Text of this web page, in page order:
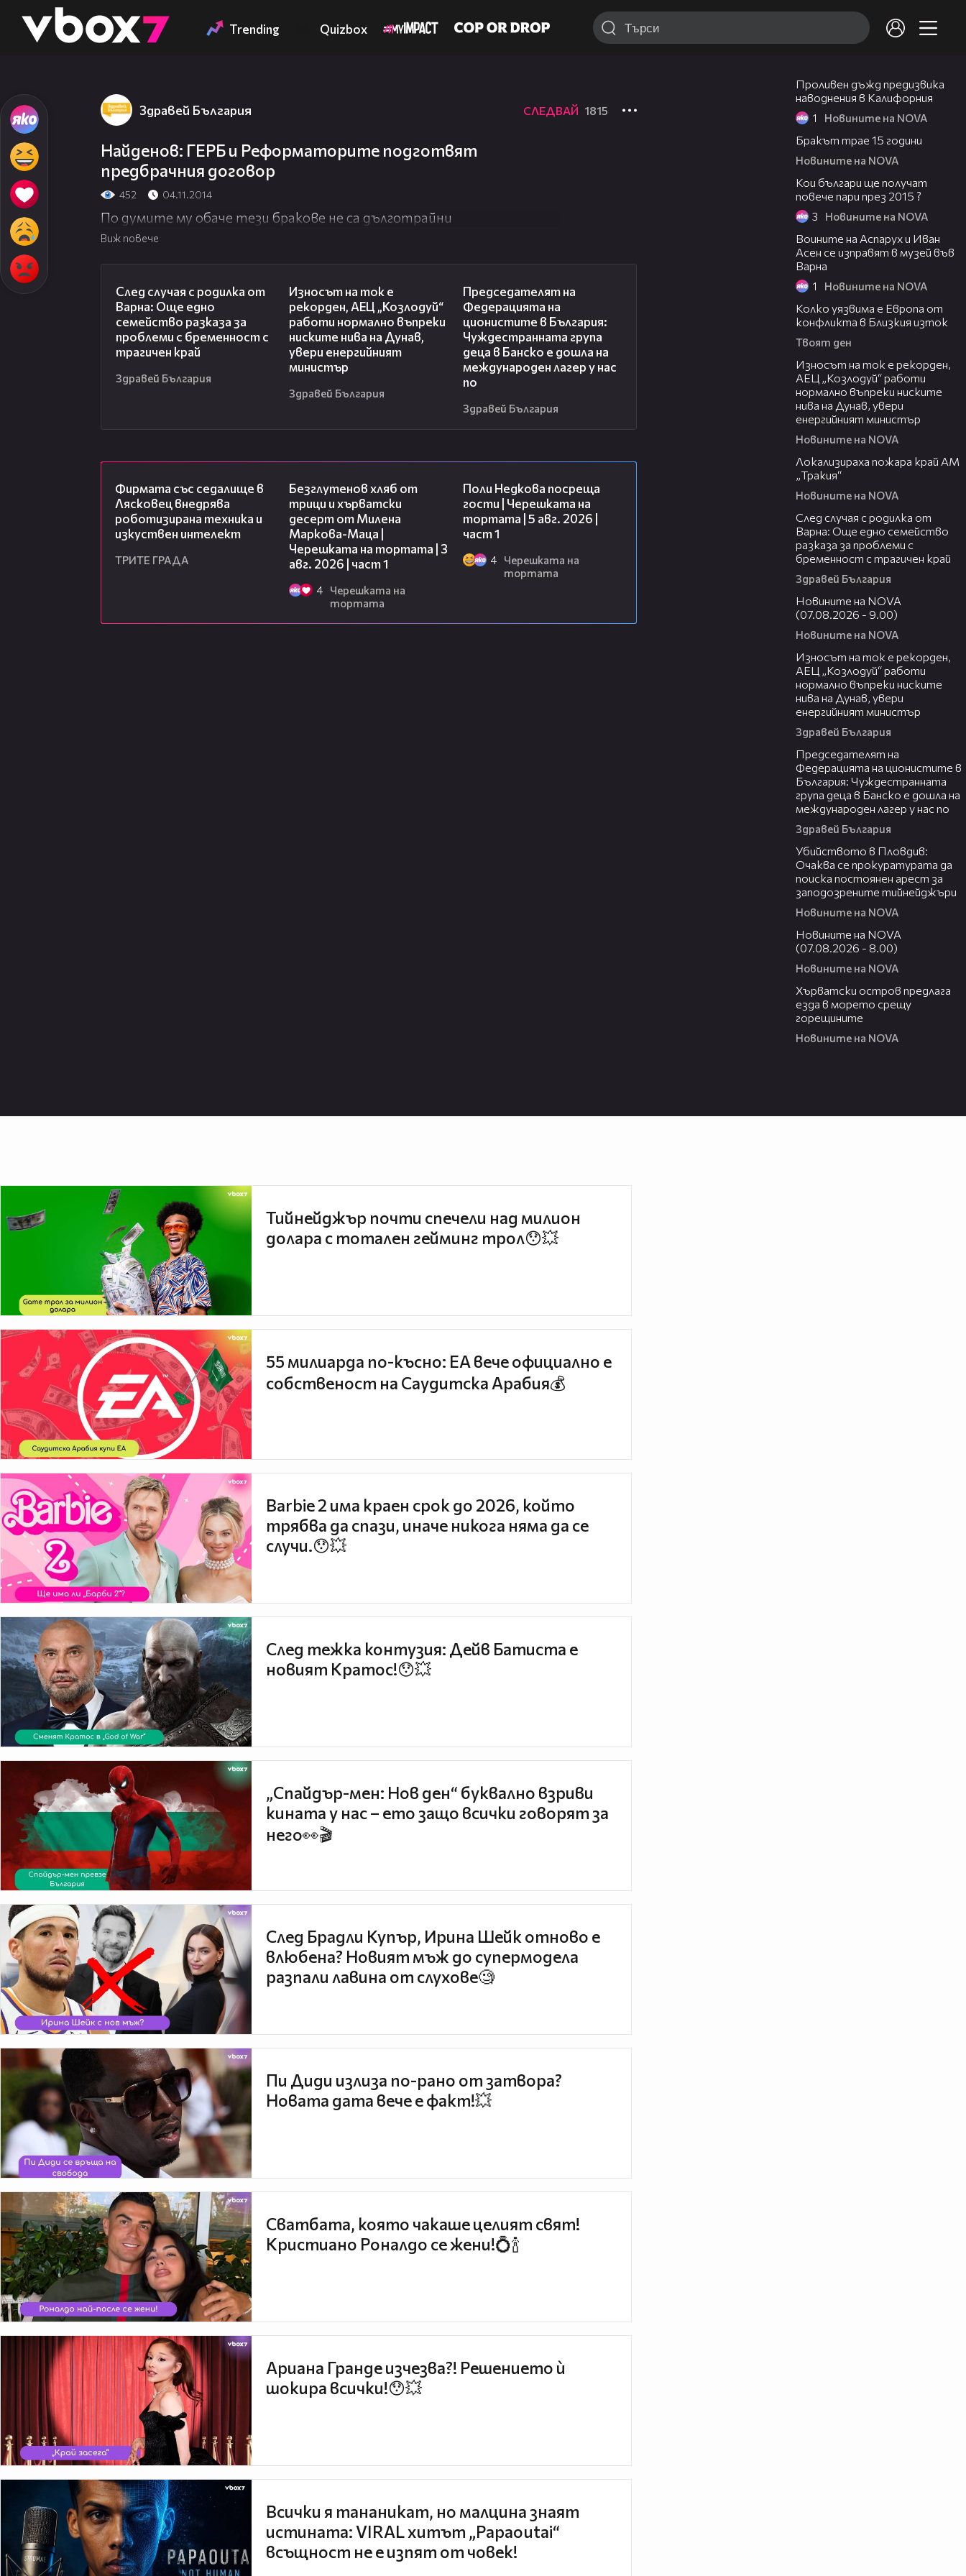
👾 Trending Quizbox
Здравей България СЛЕДВАЙ 1815
Найденов: ГЕРБ и Реформаторите подготвят
предбрачния договор
452 04.11.2014
По думите му обаче тези бракове не са дълготрайни
Виж повече
След случая с родилка от
Варна: Още едно
семейство разказа за
проблеми с бременност с
трагичен край
Здравей България
Износът на ток е
рекорден, АЕЦ „Козлодуй“
работи нормално въпреки
ниските нива на Дунав,
увери енергийният
министър
Здравей България
Председателят на
Федерацията на
ционистите в България:
Чуждестранната група
деца в Банско е дошла на
международен лагер у нас
по
Здравей България
Фирмата със седалище в
Лясковец внедрява
роботизирана техника и
изкуствен интелект
ТРИТЕ ГРАДА
Безглутенов хляб от
трици и хърватски
десерт от Милена
Маркова-Маца |
Черешката на тортата | 3
авг. 2026 | част 1
4
Черешката на
тортата
Поли Недкова посреща
гости | Черешката на
тортата | 5 авг. 2026 |
част 1
4
Черешката на
тортата
Проливен дъжд предизвика
наводнения в Калифорния
1 Новините на NOVA
Бракът трае 15 години
Новините на NOVA
Кои българи ще получат
повече пари през 2015 ?
3 Новините на NOVA
Воините на Аспарух и Иван
Асен се изправят в музей във
Варна
1 Новините на NOVA
Колко уязвима е Европа от
конфликта в Близкия изток
Твоят ден
Износът на ток е рекорден,
АЕЦ „Козлодуй“ работи
нормално въпреки ниските
нива на Дунав, увери
енергийният министър
Новините на NOVA
Локализираха пожара край АМ
„Тракия“
Новините на NOVA
След случая с родилка от
Варна: Още едно семейство
разказа за проблеми с
бременност с трагичен край
Здравей България
Новините на NOVA
(07.08.2026 - 9.00)
Новините на NOVA
Износът на ток е рекорден,
АЕЦ „Козлодуй“ работи
нормално въпреки ниските
нива на Дунав, увери
енергийният министър
Здравей България
Председателят на
Федерацията на ционистите в
България: Чуждестранната
група деца в Банско е дошла на
международен лагер у нас по
Здравей България
Убийството в Пловдив:
Очаква се прокуратурата да
поиска постоянен арест за
заподозрените тийнейджъри
Новините на NOVA
Новините на NOVA
(07.08.2026 - 8.00)
Новините на NOVA
Хърватски остров предлага
езда в морето срещу
горещините
Новините на NOVA
Тийнейджър почти спечели над милион
долара с тотален гейминг трол😯💥
55 милиарда по-късно: EA вече официално е
собственост на Саудитска Арабия💰
Barbie 2 има краен срок до 2026, който
трябва да спази, иначе никога няма да се
случи.😯💥
След тежка контузия: Дейв Батиста е
новият Кратос!😯💥
„Спайдър-мен: Нов ден“ буквално взриви
кината у нас – ето защо всички говорят за
него👀🎬
След Брадли Купър, Ирина Шейк отново е
влюбена? Новият мъж до супермодела
разпали лавина от слухове🧐
Пи Диди излиза по-рано от затвора?
Новата дата вече е факт!💥
Сватбата, която чакаше целият свят!
Кристиано Роналдо се жени!💍🍾
Ариана Гранде изчезва?! Решението ѝ
шокира всички!😯💥
Всички я тананикат, но малцина знаят
истината: VIRAL хитът „Papaoutai“
всъщност не е изпят от човек!